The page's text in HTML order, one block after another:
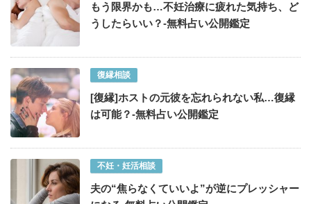
もう限界かも…不妊治療に疲れた気持ち、ど
うしたらいい？-無料占い公開鑑定
復縁相談
[復縁]ホストの元彼を忘れられない私…復縁
は可能？-無料占い公開鑑定
不妊・妊活相談
夫の“焦らなくていいよ”が逆にプレッシャー